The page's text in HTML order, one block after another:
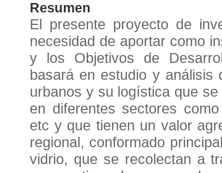
Resumen
El presente proyecto de
necesidad de aportar como
y los Objetivos de
basará en estudio y análisis
urbanos y su logística que
en diferentes sectores
etc y que tienen un valor
regional, conformado
vidrio, que se recolectan a